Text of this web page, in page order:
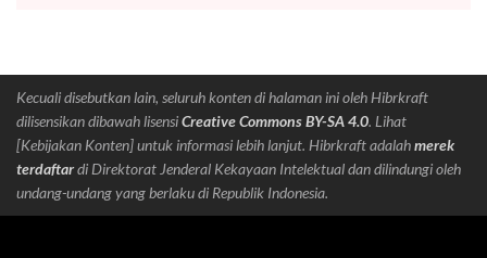
Kecuali disebutkan lain, seluruh konten di halaman ini oleh Hibrkraft
dilisensikan dibawah lisensiCreative Commons BY-SA 4.0. Lihat
[Kebijakan Konten] untuk informasi lebih lanjut. Hibrkraft adalahmerek
terdaftardi Direktorat Jenderal Kekayaan Intelektual dan dilindungi oleh
undang-undang yang berlaku di Republik Indonesia.